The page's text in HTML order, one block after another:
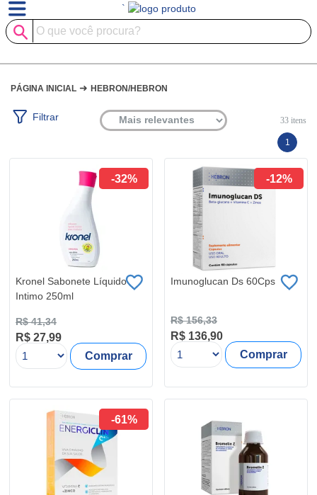
`
PÁGINA INICIAL ➜ HEBRON/HEBRON
Filtrar 33itens
1
-32%
Kronel Sabonete Líquido
Intimo 250ml
R$ 41,34
R$ 27,99
Comprar
-12%
Imunoglucan Ds 60Cps
R$ 156,33
R$ 136,90
Comprar
-61%